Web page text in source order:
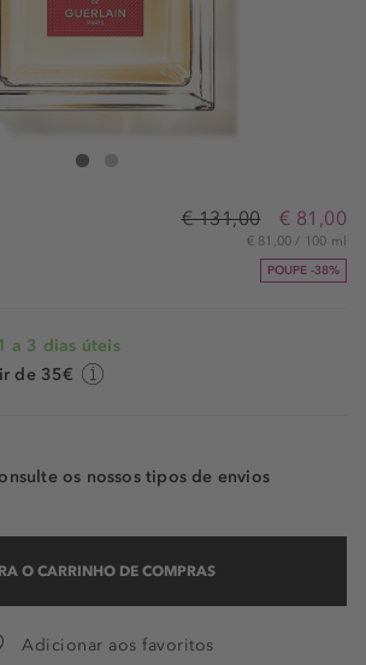
Guerlain Habit Edt Spray
€ 131,00 € 81,00
€ 81,00 / 100 ml
POUPE -38%
a 3 dias úteis
de 35€
os nossos tipos de envios
O CARRINHO DE COMPRAS
Adicionar aos favoritos